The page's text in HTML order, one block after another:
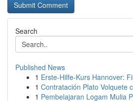
Search
Published News
1 Erste-Hilfe-Kurs Hannover:
1 Contratación Plato Volquete
1 Pembelajaran Logam Mulia